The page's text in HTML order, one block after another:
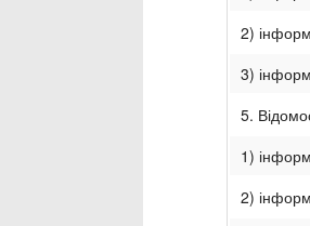
2)
3)
5.
1)
2)